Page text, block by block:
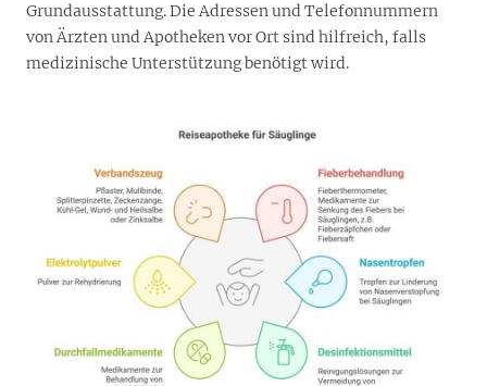
Grundausstattung. Die Adressen und Telefonnummern
von Ärzten und Apotheken vor Ort sind hilfreich, falls
medizinische Unterstützung benötigt wird.